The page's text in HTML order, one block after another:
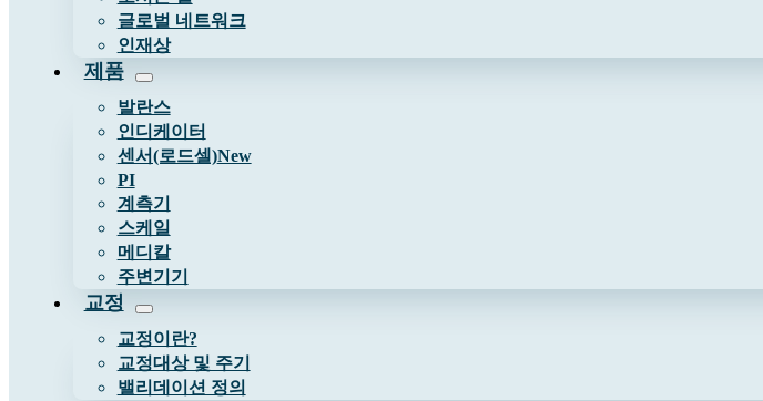
글로벌 네트워크
인재상
제품
발란스
인디케이터
센서(로드셀)New
PI
계측기
스케일
메디칼
주변기기
교정
교정이란?
교정대상 및 주기
밸리데이션 정의